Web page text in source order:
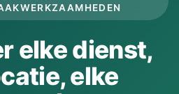
elke dienst,
elke